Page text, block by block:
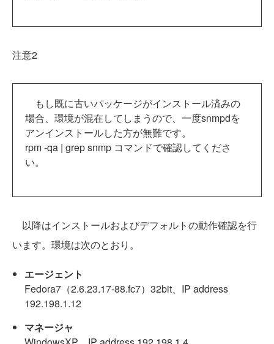
注意2
もし既に古いパッケージがインストール済みの
場合、環境が混在してしまうので、一度snmpdを
アンインストールした方が無難です。
rpm -qa | grep snmp コマンドで確認してくださ
い。
以降はインストールおよびデフォルトの動作確認を行
います。環境は次のとおり。
エージェント
Fedora7（2.6.23.17-88.fc7）32bit、IP address
192.198.1.12
マネージャ